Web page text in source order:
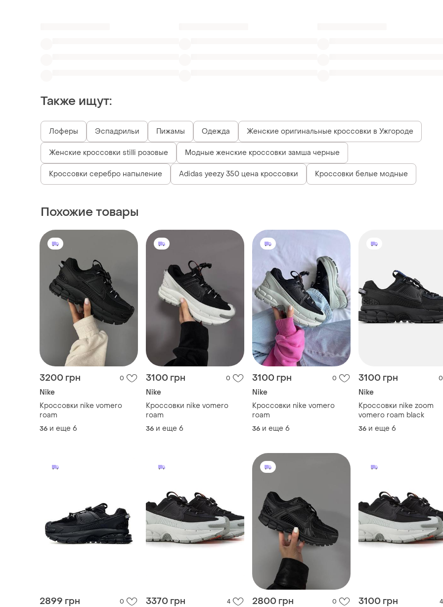
Похожие товары
3200 грн 0
Кроссовки nike vomero
6
3100 грн
Кроссовки nike vomero
и еще 6
3100 грн 0
Nike
Кроссовки nike vomero
roam
36 и еще 6
3100 грн 0
Nike
Кроссовки nike zoom
2899 грн 0
Nike
😍 женские кроссовки nike
3370 грн 4
Nike
Женские кроссовки nike
2800 грн
Кроссовки nike vomero 5
и еще 6
3100 грн 4
Nike
Женские кроссовки